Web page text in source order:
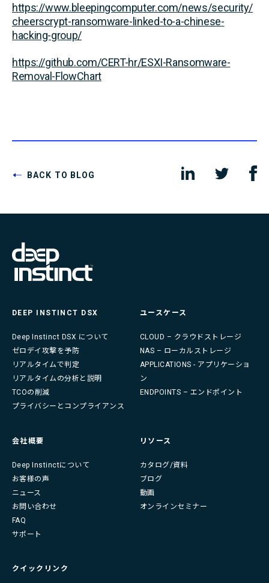
https://www.bleepingcomputer.com/news/security/
cheerscrypt-ransomware-linked-to-a-chinese-
hacking-group/
https://github.com/CERT-hr/ESXI-Ransomware-
Removal-FlowChart
BACK TO BLOG
DEEP INSTINCT DSX
Deep Instinct DSX について
ゼロデイ攻撃を予防
リアルタイムで判定
リアルタイムの分析と説明
TCOの削減
プライバシーとコンプライアンス
ユースケース
CLOUD – クラウドストレージ
NAS – ローカルストレージ
APPLICATIONS - アプリケーショ
ン
ENDPOINTS – エンドポイント
会社概要
Deep Instinctについて
お客様の声
ニュース
お問い合わせ
FAQ
サポート
リソース
カタログ/資料
ブログ
動画
オンラインセミナー
クイックリンク